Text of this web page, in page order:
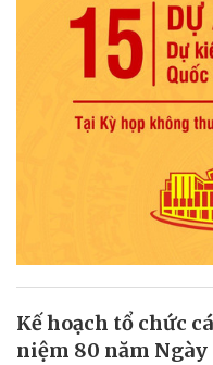
Kế hoạch tổ chức
niệm 80 năm